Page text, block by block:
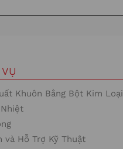
Khuôn Bằng Bột Kim Loại
và Hỗ Trợ Kỹ Thuật